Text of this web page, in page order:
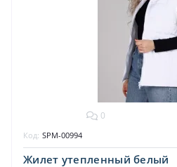
0
Жилет утепленный белый
Код: SPM-00994